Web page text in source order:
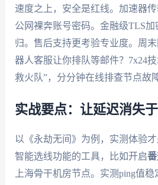
速度之上，安全是红线。加速器
公网裸奔账号密码。金融级TLS
归。售后支持更考验专业度。周
器人客服让你排队等邮件？7x24
救火队”，分分钟在线排查节点故障
实战要点：让延迟消失
以《永劫无间》为例，实测体验
智能选线功能的工具，比如开启
上海骨干机房节点。实测ping值